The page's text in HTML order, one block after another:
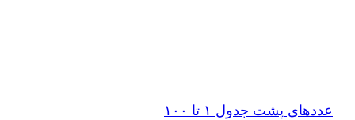
عددهای پشت جدول ۱ تا ۱۰۰